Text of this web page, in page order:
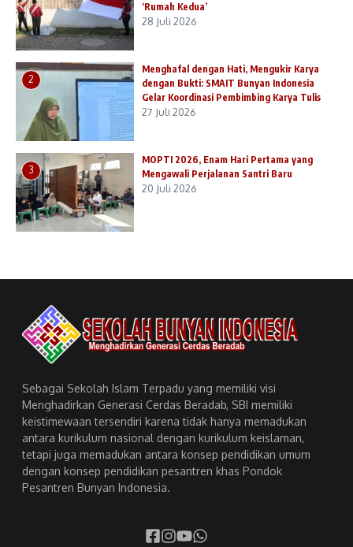
‘Rumah Kedua’
28 Juli 2026
2
Menghafal dengan Hati, Mengukir Karya
dengan Bukti: SMAIT Bunyan Indonesia
Gelar Koordinasi Pembimbing Karya Tulis
27 Juli 2026
3
MOPTI 2026, Enam Hari Pertama yang
Mengawali Perjalanan Santri Baru
20 Juli 2026
Sebagai Sekolah Islam Terpadu yang memiliki visi
Menghadirkan Generasi Cerdas Beradab, SBI memiliki
keistimewaan tersendiri karena tidak hanya memadukan
antara kurikulum nasional dengan kurikulum keislaman,
tetapi juga memadukan antara konsep pendidikan umum
dengan konsep pendidikan pesantren khas Pondok
Pesantren Bunyan Indonesia.